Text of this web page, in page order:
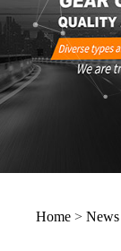
Home > News